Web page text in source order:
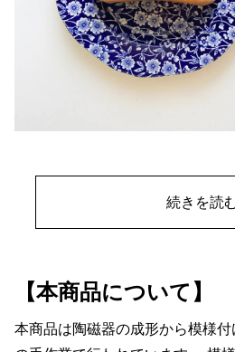
続きを読
【本商品について】
本商品は陶磁器の成形から模様